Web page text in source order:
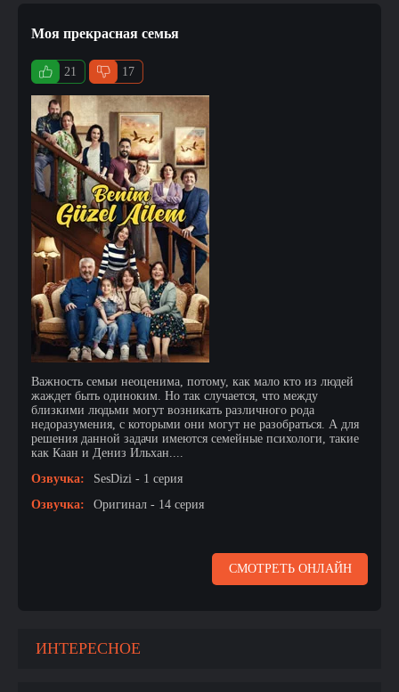
Моя прекрасная семья
21 17
Важность семьи неоценима, потому, как мало кто из людей
жаждет быть одиноким. Но так случается, что между
близкими людьми могут возникать различного рода
недоразумения, с которыми они могут не разобраться. А для
решения данной задачи имеются семейные психологи, такие
как Каан и Дениз Ильхан....
Озвучка:
SesDizi - 1 серия
Озвучка:
Оригинал - 14 серия
СМОТРЕТЬ ОНЛАЙН
ИНТЕРЕСНОЕ